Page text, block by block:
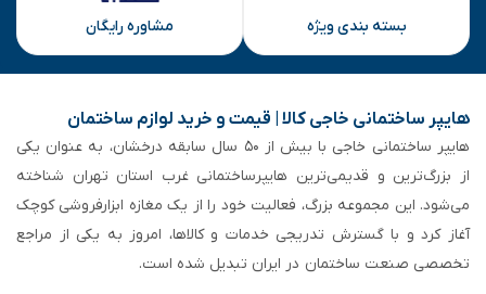
بسته بندی ویژه مشاوره رایگان
هایپر ساختمانی خاجی‌ کالا | قیمت و خرید لوازم ساختمان
هایپر ساختمانی خاجی‌ با بیش از ۵۰ سال سابقه‌ درخشان، به عنوان یکی
از بزرگ‌ترین و قدیمی‌ترین هایپرساختمانی‌ غرب استان تهران شناخته
می‌شود. این مجموعه بزرگ، فعالیت خود را از یک مغازه ابزارفروشی کوچک
آغاز کرد و با گسترش تدریجی خدمات و کالاها، امروز به یکی از مراجع
تخصصی صنعت ساختمان در ایران تبدیل شده است.